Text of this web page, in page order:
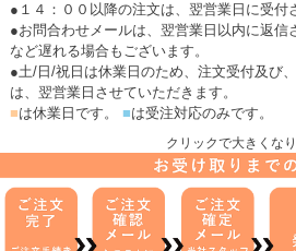
●１４：００以降の注文は、翌営業日に受付
●お問合わせメールは、翌営業日以内に返信
など遅れる場合もございます。
●土/日/祝日は休業日のため、注文受付及び
は、翌営業日させていただきます。
■は休業日です。 ■は受注対応のみです。
クリックで大きくな